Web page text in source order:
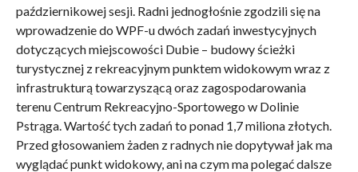
październikowej sesji. Radni jednogłośnie zgodzili się na
wprowadzenie do WPF-u dwóch zadań inwestycyjnych
dotyczących miejscowości Dubie – budowy ścieżki
turystycznej z rekreacyjnym punktem widokowym wraz z
infrastrukturą towarzyszącą oraz zagospodarowania
terenu Centrum Rekreacyjno-Sportowego w Dolinie
Pstrąga. Wartość tych zadań to ponad 1,7 miliona złotych.
Przed głosowaniem żaden z radnych nie dopytywał jak ma
wyglądać punkt widokowy, ani na czym ma polegać dalsze